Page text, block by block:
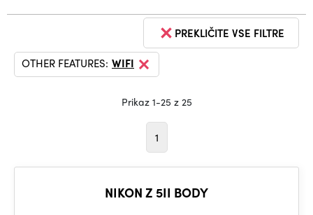
PREKLIČITE VSE FILTRE
OTHER FEATURES: WIFI
Prikaz 1-25 z 25
1
NIKON Z 5II BODY